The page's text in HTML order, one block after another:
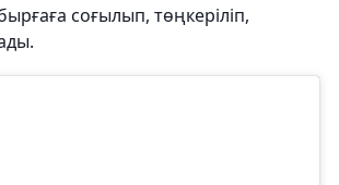
соғылып, төңкеріліп,